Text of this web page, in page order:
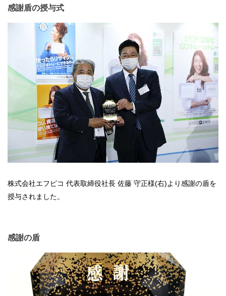
感謝盾の授与式
株式会社エフピコ 代表取締役社長 佐藤 守正様(右)より感謝の盾を
授与されました。
感謝の盾